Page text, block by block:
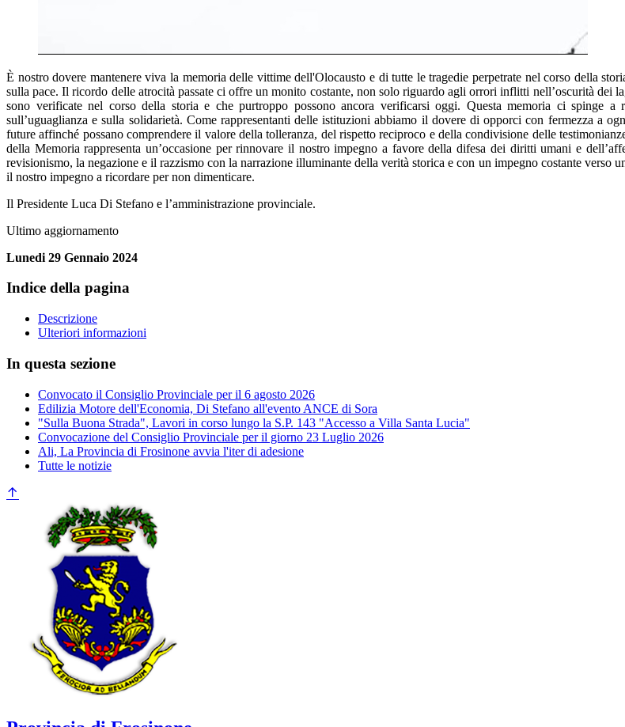
È nostro dovere mantenere viva la memoria delle vittime dell'Olocausto e di tutte le tragedie perpetrate nel corso della
sulla pace. Il ricordo delle atrocità passate ci offre un monito costante, non solo riguardo agli orrori inflitti nell’oscurità dei
sono verificate nel corso della storia e che purtroppo possono ancora verificarsi oggi. Questa memoria ci spinge
sull’uguaglianza e sulla solidarietà. Come rappresentanti delle istituzioni abbiamo il dovere di opporci con fermezza a
future affinché possano comprendere il valore della tolleranza, del rispetto reciproco e della condivisione delle
della Memoria rappresenta un’occasione per rinnovare il nostro impegno a favore della difesa dei diritti umani e
revisionismo, la negazione e il razzismo con la narrazione illuminante della verità storica e con un impegno costante verso
il nostro impegno a ricordare per non dimenticare.
Il Presidente Luca Di Stefano e l’amministrazione provinciale.
Ultimo aggiornamento
Lunedi 29 Gennaio 2024
Indice della pagina
Descrizione
Ulteriori informazioni
In questa sezione
Convocato il Consiglio Provinciale per il 6 agosto 2026
Edilizia Motore dell'Economia, Di Stefano all'evento ANCE di Sora
"Sulla Buona Strada", Lavori in corso lungo la S.P. 143 "Accesso a Villa Santa Lucia"
Convocazione del Consiglio Provinciale per il giorno 23 Luglio 2026
Ali, La Provincia di Frosinone avvia l'iter di adesione
Tutte le notizie